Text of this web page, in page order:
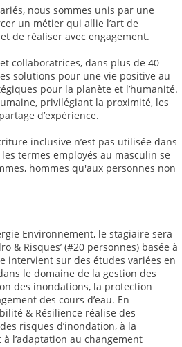
nous sommes unis par une
un métier qui allie l’art de
de réaliser avec engagement.
collaboratrices, dans plus de 40
solutions pour une vie positive au
pour la planète et l’humanité.
privilégiant la proximité, les
d’expérience.
inclusive n’est pas utilisée dans
termes employés au masculin se
hommes qu'aux personnes non
Environnement, le stagiaire sera
& Risques’ (#20 personnes) basée à
intervient sur des études variées en
le domaine de la gestion des
des inondations, la protection
des cours d’eau. En
& Résilience réalise des
risques d’inondation, à la
l’adaptation au changement